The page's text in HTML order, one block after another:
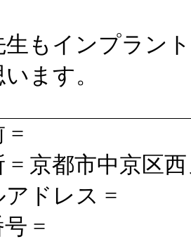
生もインプラン
ます。
=
= 京都市中京区
アドレス =
=